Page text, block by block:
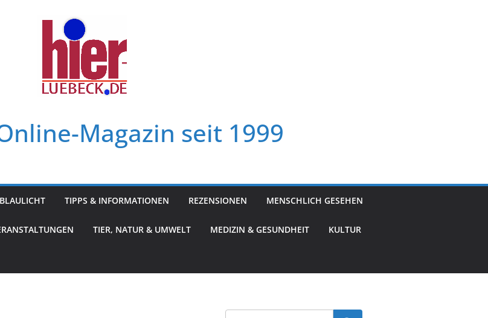
Magazin seit 1999
BLAULICHT TIPPS & INFORMATIONEN REZENSIONEN MENSCHLICH GESEHEN
TIER, NATUR & UMWELT MEDIZIN & GESUNDHEIT KULTUR